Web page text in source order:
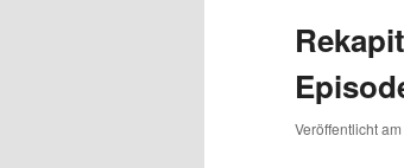
Veröffentlicht am